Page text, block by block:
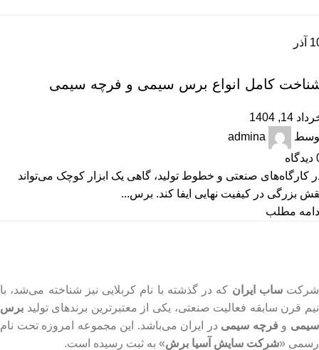
آذر
کامل انواع برس سیمی و فرچه سیمی
14, 1404
admina
دیدگاه
کارگاه‌های صنعتی و خطوط تولید، گاهی یک ابزار کوچک می‌تواند
بزرگی در کیفیت نهایی ایفا کند. برس...
مطلب
شرکتساب ایران که در گذشته با نام کربلایی نیز شناخته می‌شد، با
نیم قرن سابقه فعالیت صنعتی، یکی از معتبرترین برندهای تولید برس
سیمی و فرچه سیمی در ایران می‌باشد. این مجموعه امروزه تحت نام
رسمی «شرکت سایش آسیا برش» به ثبت رسیده است.